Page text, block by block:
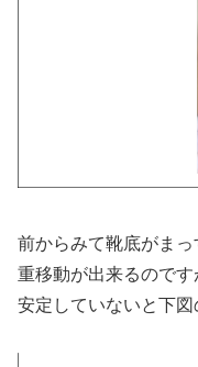
前からみて靴底がま
重移動が出来るので
安定していないと下図